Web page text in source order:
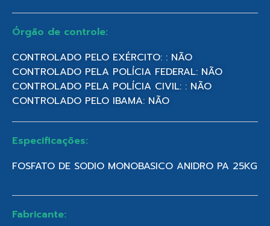
Órgão de controle:
CONTROLADO PELO EXÉRCITO: : NÃO
CONTROLADO PELA POLÍCIA FEDERAL: NÃO
CONTROLADO PELA POLÍCIA CIVIL: : NÃO
CONTROLADO PELO IBAMA: NÃO
Especificações:
FOSFATO DE SODIO MONOBASICO ANIDRO PA 25KG
Fabricante: